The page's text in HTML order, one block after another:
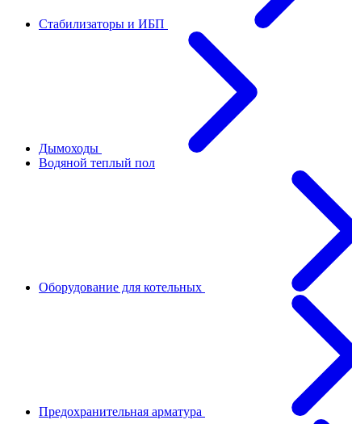
Стабилизаторы и ИБП
Дымоходы
Водяной теплый пол
Оборудование для котельных
Предохранительная арматура